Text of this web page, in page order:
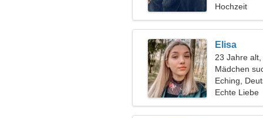
Hochzeit
Elisa
23 Jahre
Mädchen
Eching,
Echte Liebe